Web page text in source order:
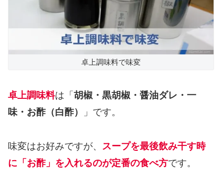
卓上調味料で味変
卓上調味料は「 胡椒・黒胡椒・醤油ダレ・一
味・お酢（白酢）
」です。
味変はお好みですが、 スープを最後飲み干す時
に「お酢」を入れるのが定番の食べ方です。